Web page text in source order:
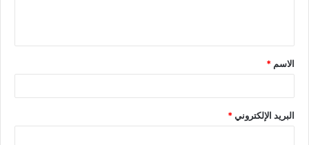
الاسم *
البريد الإلكتروني*